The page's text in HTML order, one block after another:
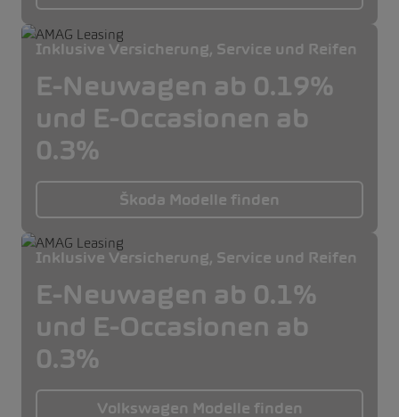
Inklusive Versicherung, Service und Reifen
E-Neuwagen ab 0.19%
und E-Occasionen ab
0.3%
Škoda Modelle finden
Inklusive Versicherung, Service und Reifen
E-Neuwagen ab 0.1%
und E-Occasionen ab
0.3%
Volkswagen Modelle finden